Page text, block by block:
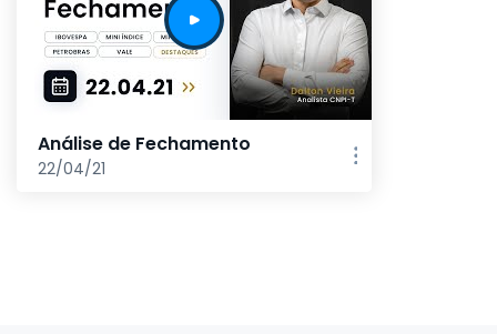
Análise de Fechamento
22/04/21